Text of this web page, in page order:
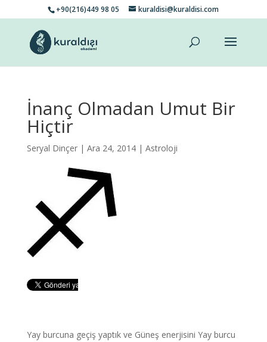
+90(216)449 98 05 kuraldisi@kuraldisi.com
İnanç Olmadan Umut Bir
Hiçtir
Seryal Dinçer| Ara 24, 2014 | Astroloji
Yay burcuna geçiş yaptık ve Güneş enerjisini Yay burcu